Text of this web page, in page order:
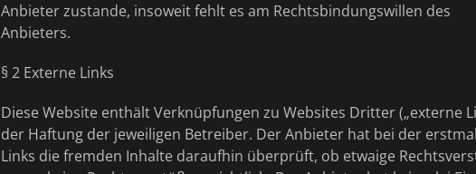
Anbieter zustande, insoweit fehlt es am Rechtsbindungswillen des
Anbieters.
§ 2 Externe Links
Diese Website enthält Verknüpfungen zu Websites Dritter („externe
der Haftung der jeweiligen Betreiber. Der Anbieter hat bei der
Links die fremden Inhalte daraufhin überprüft, ob etwaige